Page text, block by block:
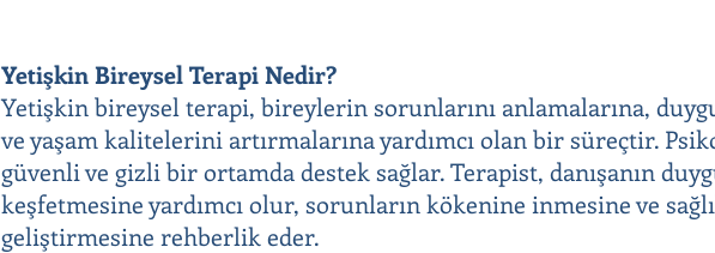
Yetişkin Bireysel Terapi Nedir?
Yetişkin bireysel terapi, bireylerin sorunlarını anlamalarına,
ve yaşam kalitelerini artırmalarına yardımcı olan bir süreçtir.
güvenli ve gizli bir ortamda destek sağlar. Terapist, danışanın
keşfetmesine yardımcı olur, sorunların kökenine inmesine ve
geliştirmesine rehberlik eder.